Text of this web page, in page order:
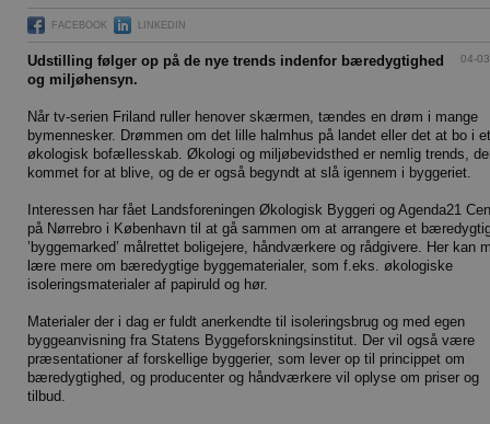
FACEBOOK LINKEDIN
04-
Udstilling følger op på de nye trends indenfor bæredygtighed
og miljøhensyn.
Når tv-serien Friland ruller henover skærmen, tændes en drøm i mange
bymennesker. Drømmen om det lille halmhus på landet eller det at bo i et
økologisk bofællesskab. Økologi og miljøbevidsthed er nemlig trends,
kommet for at blive, og de er også begyndt at slå igennem i byggeriet.
Interessen har fået Landsforeningen Økologisk Byggeri og Agenda21
på Nørrebro i København til at gå sammen om at arrangere et
’byggemarked’ målrettet boligejere, håndværkere og rådgivere. Her kan
lære mere om bæredygtige byggematerialer, som f.eks. økologiske
isoleringsmaterialer af papiruld og hør.
Materialer der i dag er fuldt anerkendte til isoleringsbrug og med egen
byggeanvisning fra Statens Byggeforskningsinstitut. Der vil også være
præsentationer af forskellige byggerier, som lever op til princippet om
bæredygtighed, og producenter og håndværkere vil oplyse om priser og
tilbud.